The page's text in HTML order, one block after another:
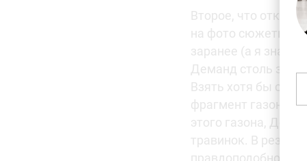
Второе, что
на фото сюжеты
заранее (а я знал),
Деманд столь
Взять хотя бы
фрагмент газона в
этого газона,
травинок. В